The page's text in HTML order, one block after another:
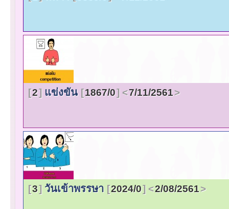
2 แข่งขัน 1867/0 7/11/2561
3 วันเข้าพรรษา 2024/0 2/08/2561